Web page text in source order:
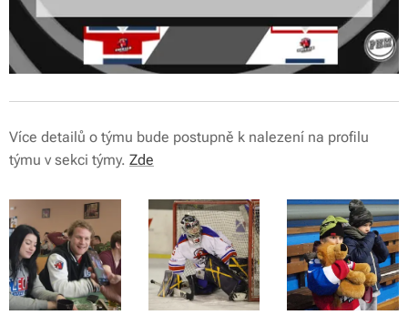
Více detailů o týmu bude postupně k nalezení na profilu
týmu v sekci týmy. Zde